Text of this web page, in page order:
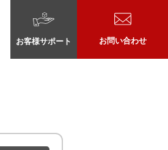
お客様サポート お問い合わせ